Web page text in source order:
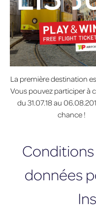
La première destination
Vous pouvez participer à
du 31.07.18 au
chance !
Conditions
données